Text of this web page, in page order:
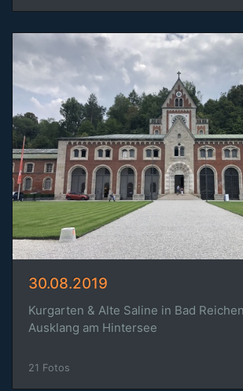
30.08.2019
Kurgarten & Alte Saline in Bad
Ausklang am Hintersee
21 Fotos